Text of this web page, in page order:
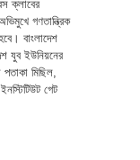
ক্লাবের
গণতান্ত্রিক
বাংলাদেশ
যুব ইউনিয়নের
মিছিল,
ইনস্টিটিউট গেট